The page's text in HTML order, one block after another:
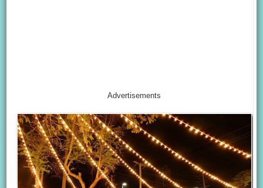
Advertisements